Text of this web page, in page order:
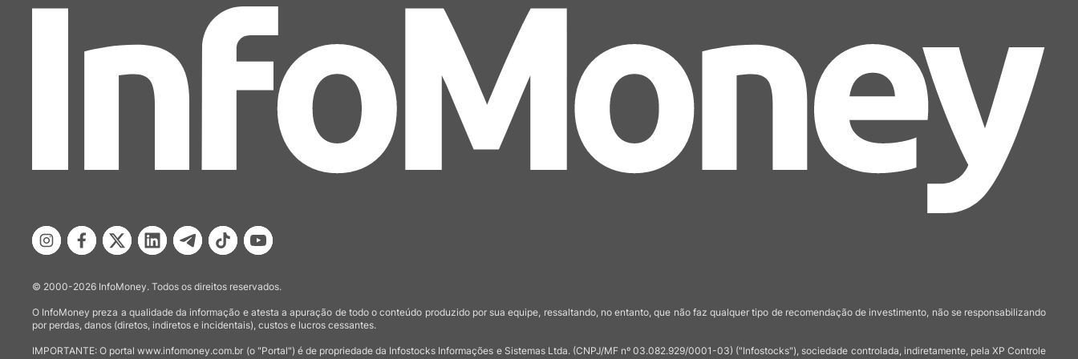
© 2000-2026 InfoMoney. Todos os direitos reservados.
O InfoMoney preza a qualidade da informação e atesta a apuração de todo o conteúdo produzido por sua equipe, ressaltando, no entanto, que não faz qualquer tipo de recomendação de investimento, não se responsabilizando
por perdas, danos (diretos, indiretos e incidentais), custos e lucros cessantes.
IMPORTANTE: O portal www.infomoney.com.br (o "Portal") é de propriedade da Infostocks Informações e Sistemas Ltda. (CNPJ/MF nº 03.082.929/0001-03) ("Infostocks"), sociedade controlada, indiretamente, pela XP Controle